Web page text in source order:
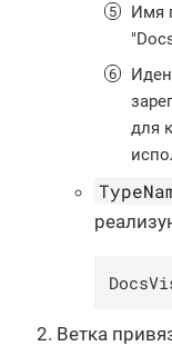
Имя
для
Ветка